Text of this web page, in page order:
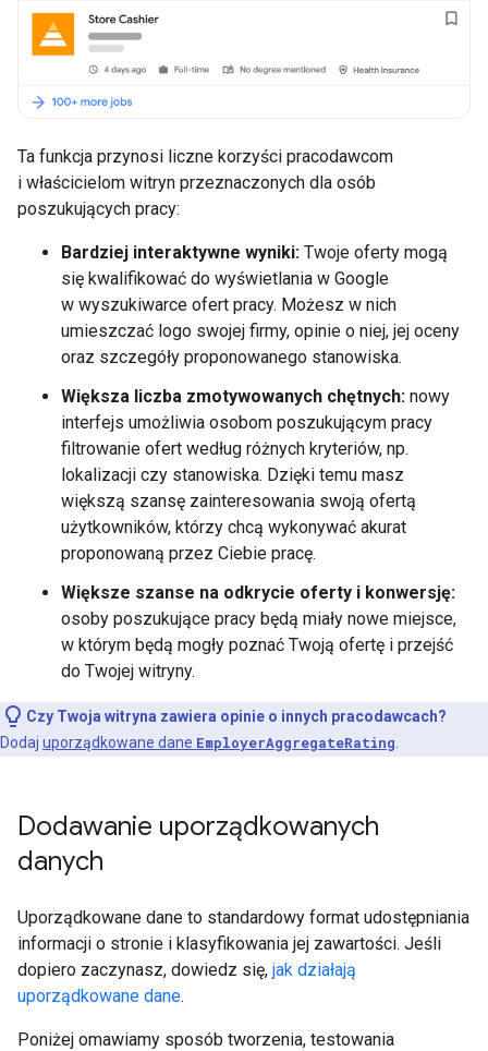
Ta funkcja przynosi liczne korzyści pracodawcom
i właścicielom witryn przeznaczonych dla osób
poszukujących pracy:
Bardziej interaktywne wyniki: Twoje oferty mogą
się kwalifikować do wyświetlania w Google
w wyszukiwarce ofert pracy. Możesz w nich
umieszczać logo swojej firmy, opinie o niej, jej oceny
oraz szczegóły proponowanego stanowiska.
Większa liczba zmotywowanych chętnych: nowy
interfejs umożliwia osobom poszukującym pracy
filtrowanie ofert według różnych kryteriów, np.
lokalizacji czy stanowiska. Dzięki temu masz
większą szansę zainteresowania swoją ofertą
użytkowników, którzy chcą wykonywać akurat
proponowaną przez Ciebie pracę.
Większe szanse na odkrycie oferty i konwersję:
osoby poszukujące pracy będą miały nowe miejsce,
w którym będą mogły poznać Twoją ofertę i przejść
do Twojej witryny.
Czy Twoja witryna zawiera opinie o innych pracodawcach?
Dodaj uporządkowane dane EmployerAggregateRating
Dodawanie uporządkowanych
danych
Uporządkowane dane to standardowy format udostępniania
informacji o stronie i klasyfikowania jej zawartości. Jeśli
dopiero zaczynasz, dowiedz się, jak działają
uporządkowane dane.
Poniżej omawiamy sposób tworzenia, testowania